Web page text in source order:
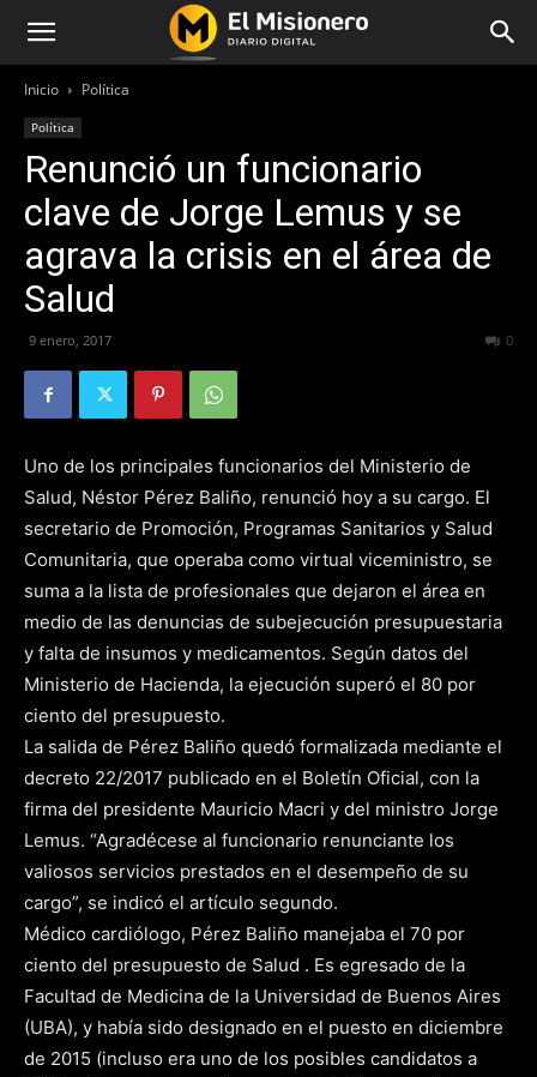
Inicio Política
Política
Renunció un funcionario
clave de Jorge Lemus y se
agrava la crisis en el área de
Salud
9 enero, 2017 0
Uno de los principales funcionarios del Ministerio de
Salud, Néstor Pérez Baliño, renunció hoy a su cargo. El
secretario de Promoción, Programas Sanitarios y Salud
Comunitaria, que operaba como virtual viceministro, se
suma a la lista de profesionales que dejaron el área en
medio de las denuncias de subejecución presupuestaria
y falta de insumos y medicamentos. Según datos del
Ministerio de Hacienda, la ejecución superó el 80 por
ciento del presupuesto.
La salida de Pérez Baliño quedó formalizada mediante el
decreto 22/2017 publicado en el Boletín Oficial, con la
firma del presidente Mauricio Macri y del ministro Jorge
Lemus. “Agradécese al funcionario renunciante los
valiosos servicios prestados en el desempeño de su
cargo”, se indicó el artículo segundo.
Médico cardiólogo, Pérez Baliño manejaba el 70 por
ciento del presupuesto de Salud . Es egresado de la
Facultad de Medicina de la Universidad de Buenos Aires
(UBA), y había sido designado en el puesto en diciembre
de 2015 (incluso era uno de los posibles candidatos a